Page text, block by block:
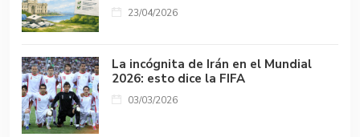
23/04/2026
La incógnita de Irán en el Mundial
2026: esto dice la FIFA
03/03/2026